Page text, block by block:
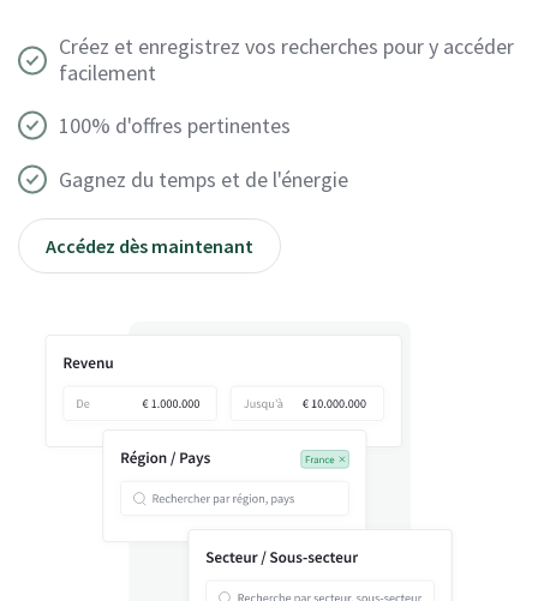
Créez et enregistrez vos recherches pour y accéder
facilement
100% d'offres pertinentes
Gagnez du temps et de l'énergie
Accédez dès maintenant